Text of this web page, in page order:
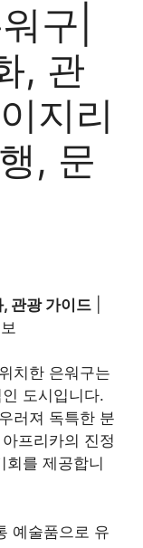
구|
, 관
지리
, 문
관광 가이드
치한 은워구는
도시입니다.
러져 독특한 분
프리카의 진정
회를 제공합니
예술품으로 유